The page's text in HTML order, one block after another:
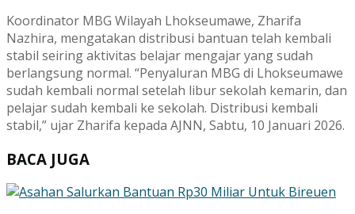
Koordinator MBG Wilayah Lhokseumawe, Zharifa
Nazhira, mengatakan distribusi bantuan telah kembali
stabil seiring aktivitas belajar mengajar yang sudah
berlangsung normal. “Penyaluran MBG di Lhokseumawe
sudah kembali normal setelah libur sekolah kemarin, dan
pelajar sudah kembali ke sekolah. Distribusi kembali
stabil,” ujar Zharifa kepada AJNN, Sabtu, 10 Januari 2026.
BACA JUGA